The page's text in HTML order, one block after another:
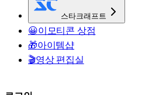
스타크래프트
😀이모티콘 상점
🎁아이템샵
🎬영상 편집실